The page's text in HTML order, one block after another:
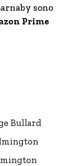
sono
Prime
Bullard